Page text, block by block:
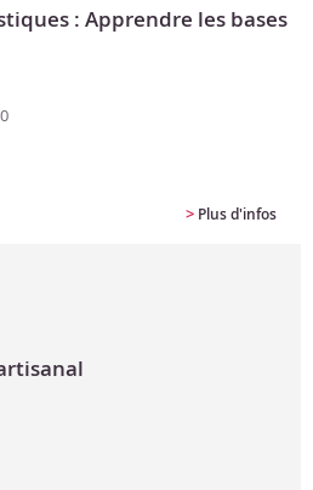
: Apprendre les bases
> Plus d'infos